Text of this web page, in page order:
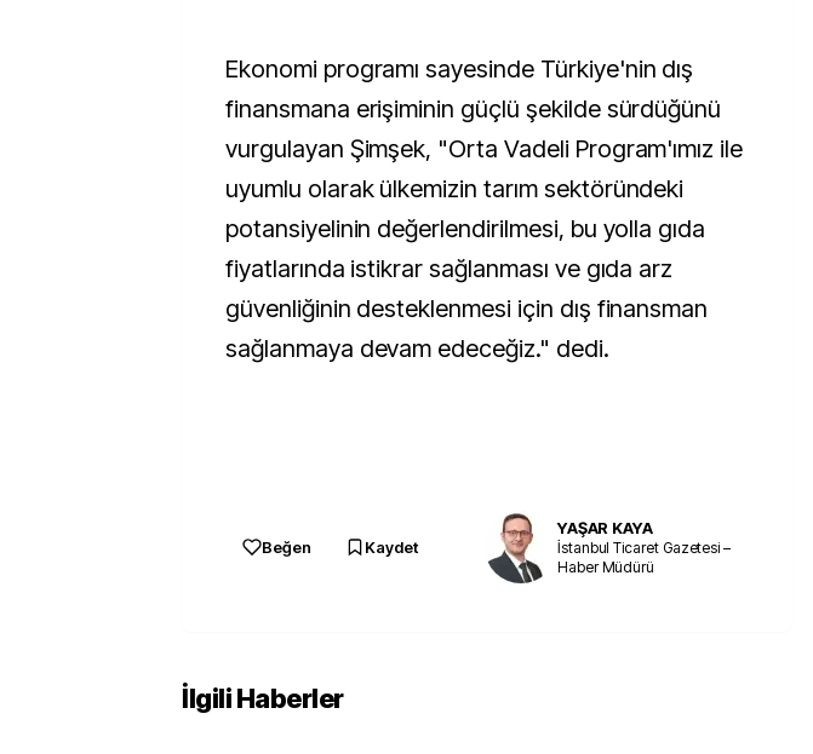
Ekonomi programı sayesinde Türkiye'nin dış
finansmana erişiminin güçlü şekilde sürdüğünü
vurgulayan Şimşek, "Orta Vadeli Program'ımız ile
uyumlu olarak ülkemizin tarım sektöründeki
potansiyelinin değerlendirilmesi, bu yolla gıda
fiyatlarında istikrar sağlanması ve gıda arz
güvenliğinin desteklenmesi için dış finansman
sağlanmaya devam edeceğiz." dedi.
Beğen Kaydet
YAŞAR KAYA
İstanbul Ticaret Gazetesi –
Haber Müdürü
İlgili Haberler